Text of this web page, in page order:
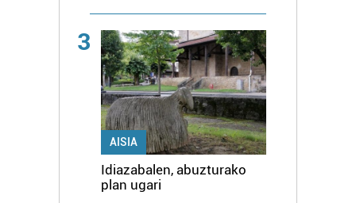
3
AISIA
Idiazabalen, abuzturako
plan ugari